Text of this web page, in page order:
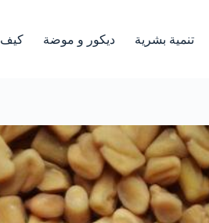
تنمية بشرية ديكور و موضة كيف